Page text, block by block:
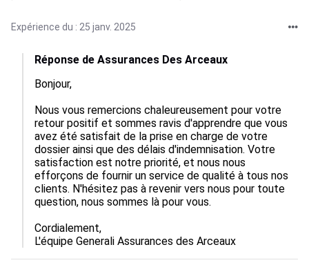
Expérience du : 25 janv. 2025
Réponse de Assurances Des Arceaux
Bonjour,
Nous vous remercions chaleureusement pour votre
retour positif et sommes ravis d'apprendre que vous
avez été satisfait de la prise en charge de votre
dossier ainsi que des délais d'indemnisation. Votre
satisfaction est notre priorité, et nous nous
efforçons de fournir un service de qualité à tous nos
clients. N'hésitez pas à revenir vers nous pour toute
question, nous sommes là pour vous.
Cordialement,
L'équipe Generali Assurances des Arceaux